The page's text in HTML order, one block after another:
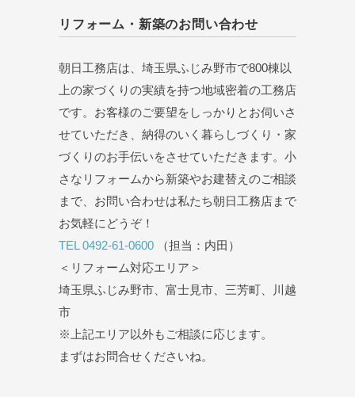
リフォーム・新築のお問い合わせ
朝日工務店は、埼玉県ふじみ野市で800棟以
上の家づくりの実績を持つ地域密着の工務店
です。お客様のご要望をしっかりとお伺いさ
せていただき、納得のいく暮らしづくり・家
づくりのお手伝いをさせていただきます。小
さなリフォームから新築やお建替えのご相談
まで、お問い合わせは私たち朝日工務店まで
お気軽にどうぞ！
TEL 0492-61-0600 （担当：内田）
＜リフォーム対応エリア＞
埼玉県ふじみ野市、富士見市、三芳町、川越
市
※上記エリア以外もご相談に応じます。
まずはお問合せくださいね。